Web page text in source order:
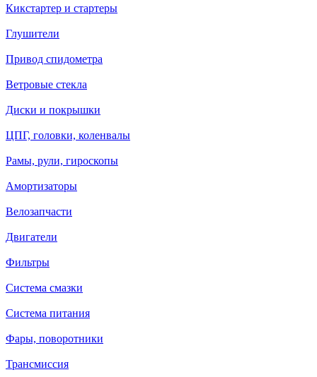
Кикстартер и стартеры
Глушители
Привод спидометра
Ветровые стекла
Диски и покрышки
ЦПГ, головки, коленвалы
Рамы, рули, гироскопы
Амортизаторы
Велозапчасти
Двигатели
Фильтры
Система смазки
Система питания
Фары, поворотники
Трансмиссия